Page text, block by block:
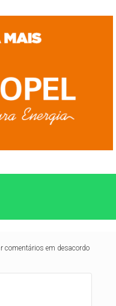
comentários em desacordo